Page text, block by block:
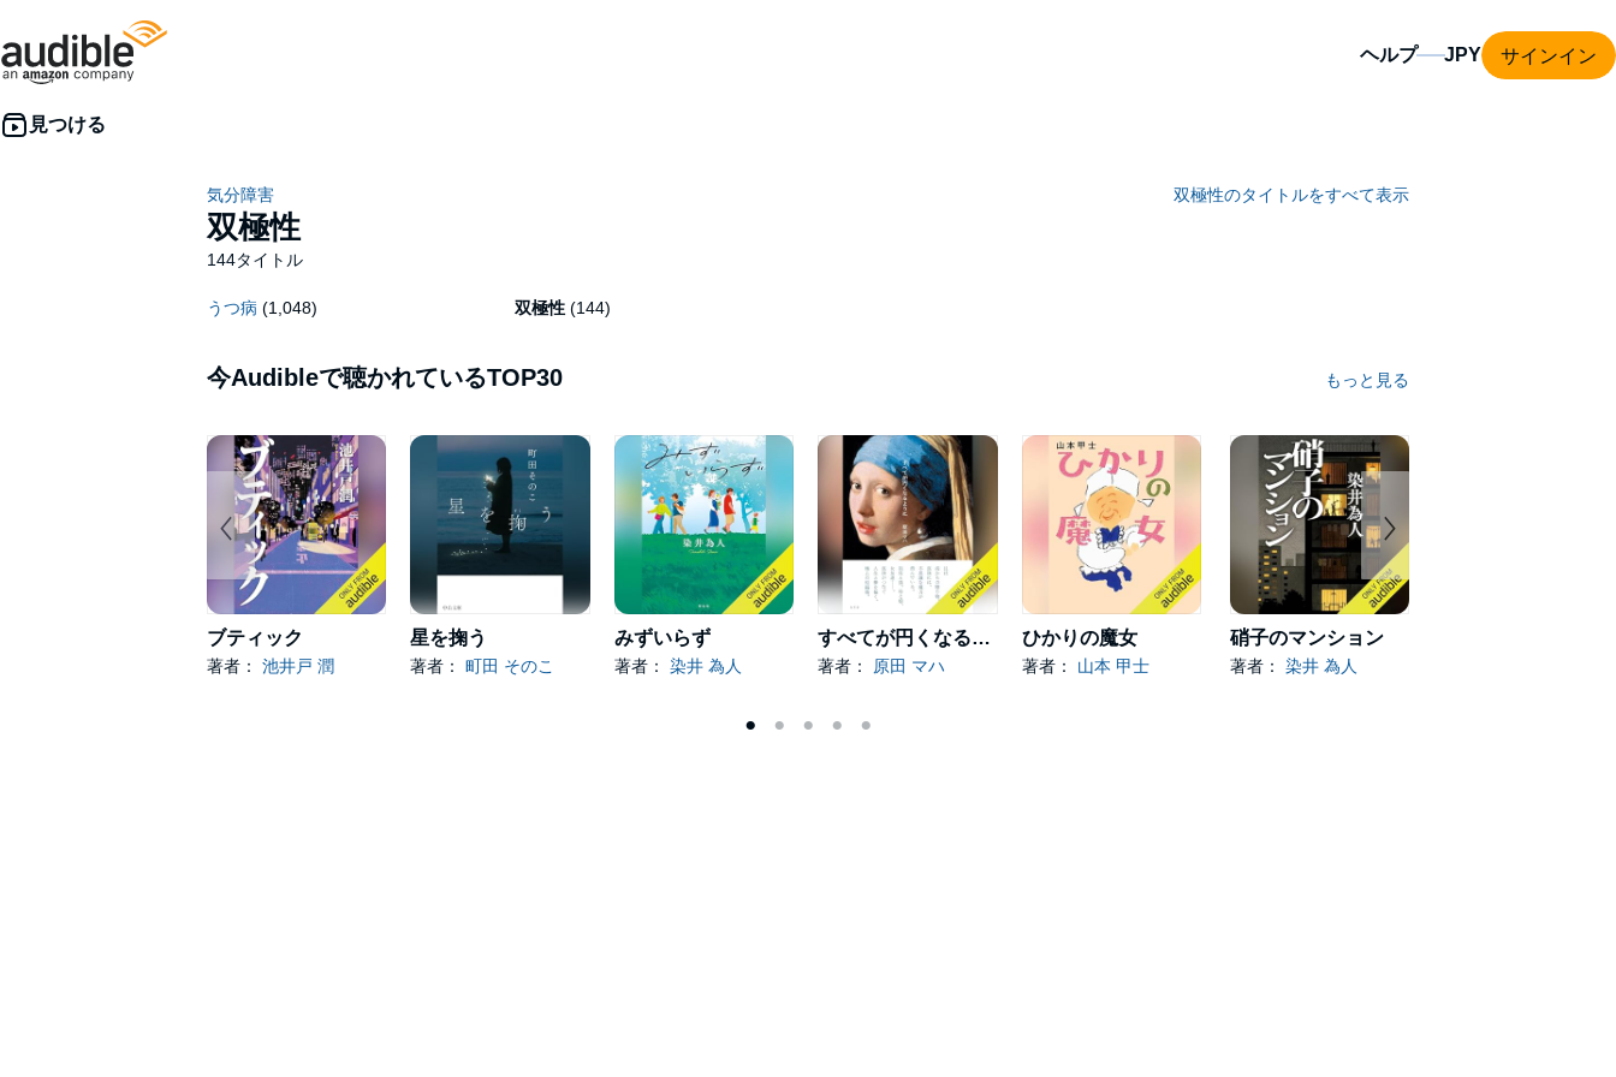
ヘルプ サインイン
気分障害
双極性
144タイトル
双極性のタイトルをすべて表示
うつ病 (1,048) 双極性 (144)
今Audibleで聴かれているTOP30 もっと見る
ブティック
著者： 池井戸 潤
星を掬う
著者：町田 そのこ
みずいらず
著者： 染井 為人
すべてが円くなるように
著者： 原田 マハ
ひかりの魔女
著者： 山本 甲士
硝子のマンション
著者： 染井 為人